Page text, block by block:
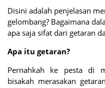
Disini adalah penjelasan
gelombang? Bagaimana
apa saja sifat dari getaran
Apa itu getaran?
Pernahkah ke pesta di
bisakah merasakan